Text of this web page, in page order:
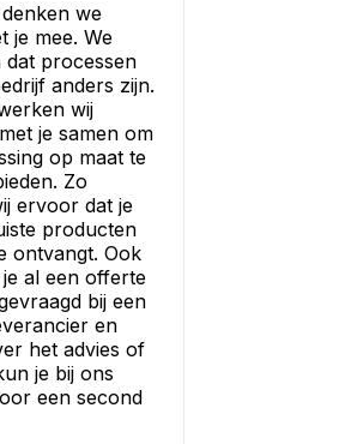
we
je mee. We
dat processen
anders zijn.
wij
je samen om
op maat te
Zo
ervoor dat je
producten
ontvangt. Ook
al een offerte
bij een
en
het advies of
je bij ons
een second